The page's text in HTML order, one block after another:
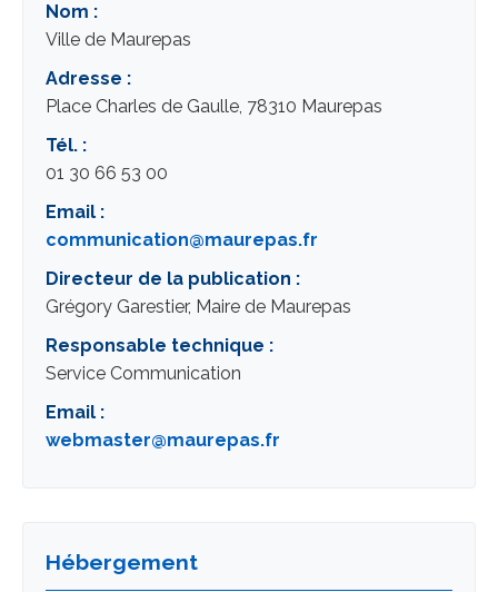
Nom :
Ville de Maurepas
Adresse :
Place Charles de Gaulle, 78310 Maurepas
Tél. :
01 30 66 53 00
Email :
communication@maurepas.fr
Directeur de la publication :
Grégory Garestier, Maire de Maurepas
Responsable technique :
Service Communication
Email :
webmaster@maurepas.fr
Hébergement